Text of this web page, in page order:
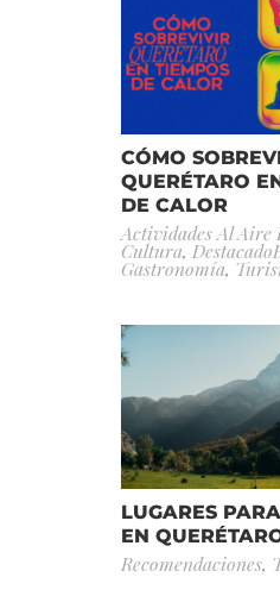
CÓMO
QUERÉTARO
DE CALOR
Actividades Al Aire
Cultura,
Gastronomía,
LUGARES
EN
Recomendaciones,